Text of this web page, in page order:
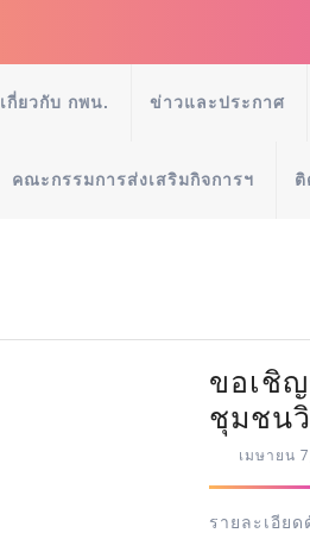
เกี่ยวกับ กพน. ข่าวและประกาศ
คณะกรรมการส่งเสริมกิจการฯ ติ
ขอเชิ
ชุมชน
เมษายน
รายละเอีย